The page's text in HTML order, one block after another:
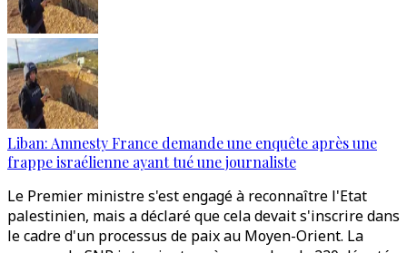
Liban: Amnesty France demande une enquête après une
frappe israélienne ayant tué une journaliste
Le Premier ministre s'est engagé à reconnaître l'Etat
palestinien, mais a déclaré que cela devait s'inscrire dans
le cadre d'un processus de paix au Moyen-Orient. La